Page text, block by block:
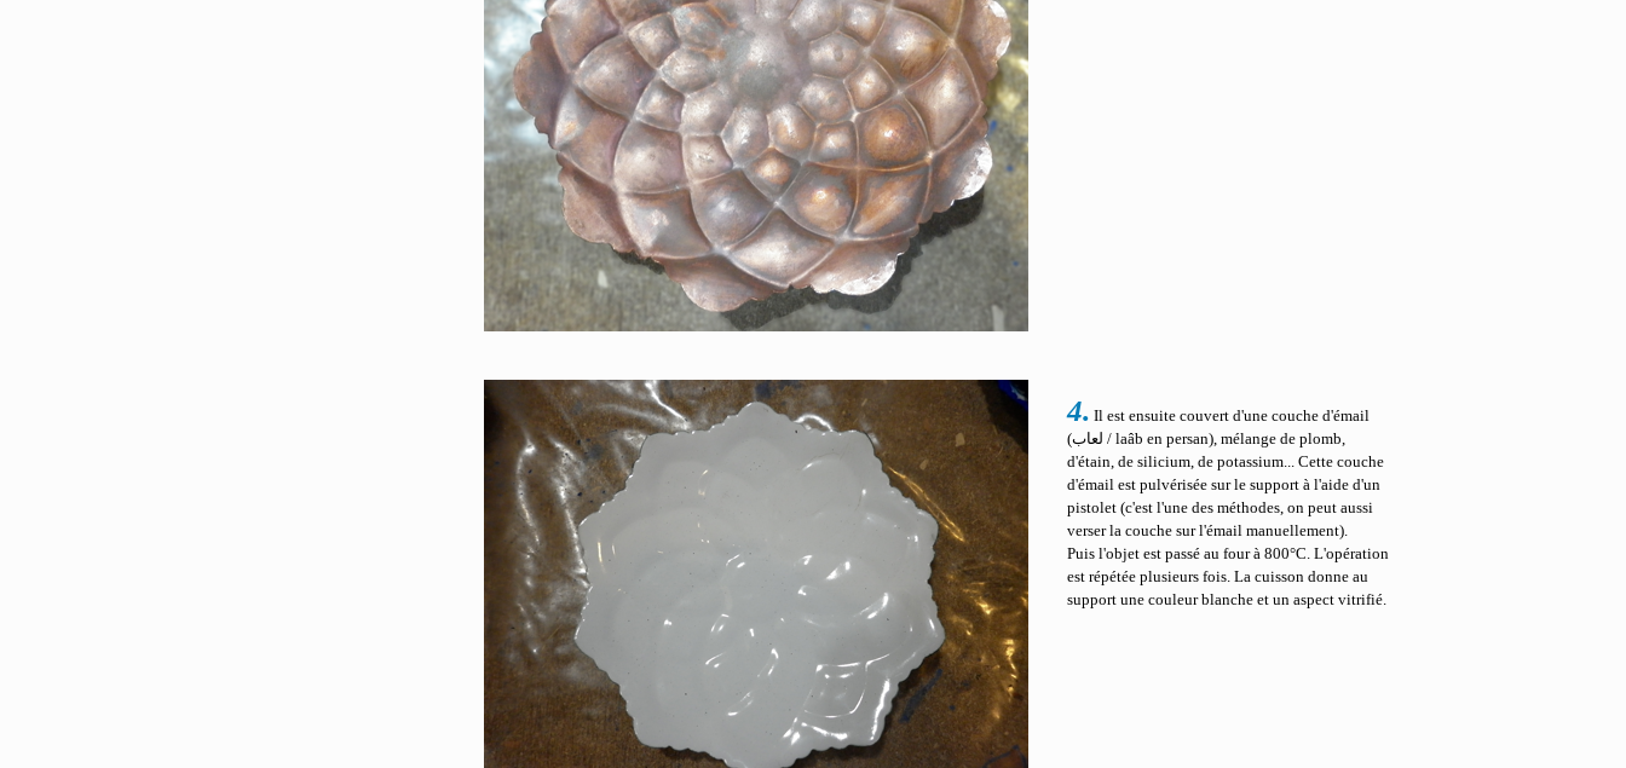
4. Il est ensuite couvert d'une couche d'émail
(لعاب / laâb en persan), mélange de plomb,
d'étain, de silicium, de potassium... Cette couche
d'émail est pulvérisée sur le support à l'aide d'un
pistolet (c'est l'une des méthodes, on peut aussi
verser la couche sur l'émail manuellement).
Puis l'objet est passé au four à 800°C. L'opération
est répétée plusieurs fois. La cuisson donne au
support une couleur blanche et un aspect vitrifié.